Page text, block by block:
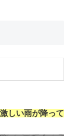
しい雨が降って